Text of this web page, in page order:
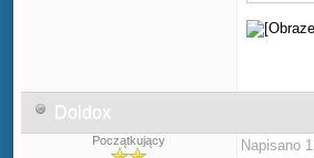
Doldox
Początkujący
Napisano